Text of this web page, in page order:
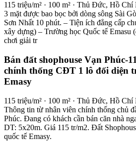
115 triệu/m² · 100 m² · Thủ Đức, Hồ
3 mặt được bao bọc bởi dòng sông Sài
Sơn Nhất 10 phút. – Tiện ích đẳng cấp
xây dựng) – Trường học Quốc tế Emasu
chơi giải tr
Bán đất shophouse Vạn Phúc-
chính thống CĐT 1 lô đối diện
Emasy
115 triệu/m² · 100 m² · Thủ Đức, Hồ Chí
Thông tin từ nhân viên chính thống chủ
Phúc. Đang có khách cần bán căn nhà
DT: 5x20m. Giá 115 tr/m2. Đất
quốc tế Emasy.